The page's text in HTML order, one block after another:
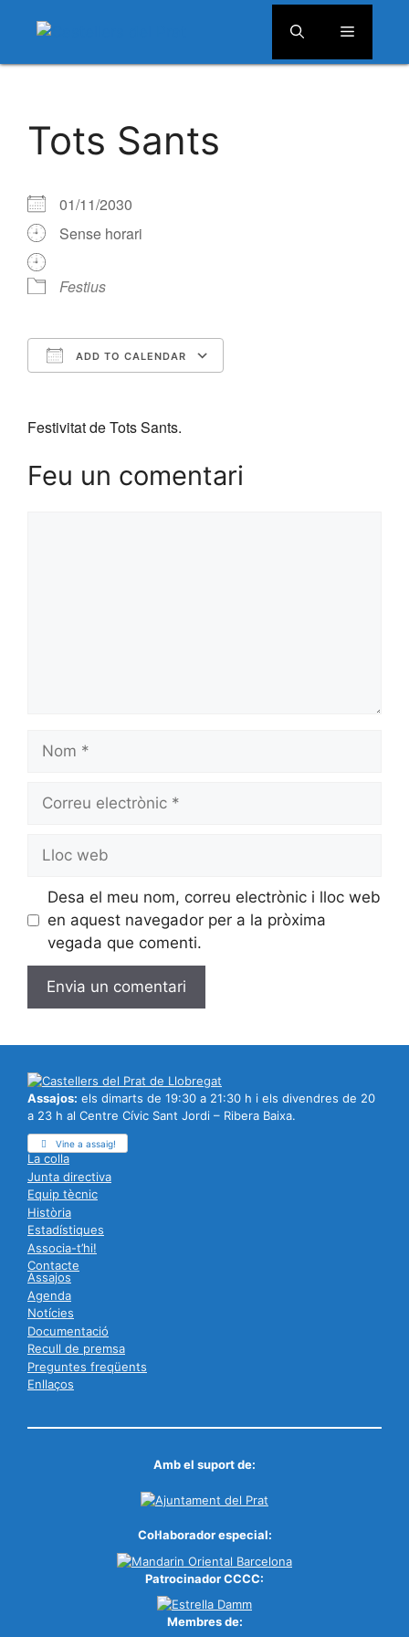
contingut
Menú
Tots Sants
01/11/2030
Sense horari
Festius
ADD TO CALENDAR
Festivitat de Tots Sants.
Feu un comentari
electrònic
web
Desa el meu nom, correu electrònic i lloc web
en aquest navegador per a la pròxima
vegada que comenti.
Assajos: els dimarts de 19:30 a 21:30 h i els divendres de 20
a 23 h al Centre Cívic Sant Jordi – Ribera Baixa.
Vine a assaig!
La colla
Junta directiva
Equip tècnic
Història
Estadístiques
Associa-t’hi!
Contacte
Assajos
Agenda
Notícies
Documentació
Recull de premsa
Preguntes freqüents
Enllaços
Amb el suport de:
Col·laborador especial:
Patrocinador CCCC:
Membres de: